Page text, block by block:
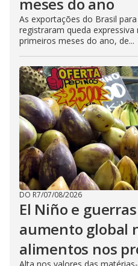
As exportações do Brasil
registraram queda
primeiros meses do ano, de...
DO R7/07/08/2026
El Niño e
aumento global
alimentos nos